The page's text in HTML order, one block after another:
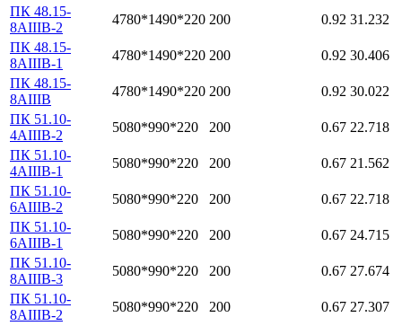
ПК 48.15-
8АIIIВ-2
4780*1490*220 200 0.92 31.232
ПК 48.15-
8АIIIВ-1
4780*1490*220 200 0.92 30.406
ПК 48.15-
8АIIIВ
4780*1490*220 200 0.92 30.022
ПК 51.10-
4АIIIВ-2
5080*990*220 200 0.67 22.718
ПК 51.10-
4АIIIВ-1
5080*990*220 200 0.67 21.562
ПК 51.10-
6АIIIВ-2
5080*990*220 200 0.67 22.718
ПК 51.10-
6АIIIВ-1
5080*990*220 200 0.67 24.715
ПК 51.10-
8АIIIВ-3
5080*990*220 200 0.67 27.674
ПК 51.10-
8АIIIВ-2
5080*990*220 200 0.67 27.307